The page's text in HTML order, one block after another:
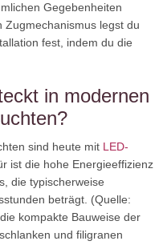
Gegebenheiten
Zugmechanismus legst du
fest, indem du die
in modernen
sind heute mit LED-
ist die hohe Energieeffizienz
die typischerweise
beträgt. (Quelle:
kompakte Bauweise der
und filigranen